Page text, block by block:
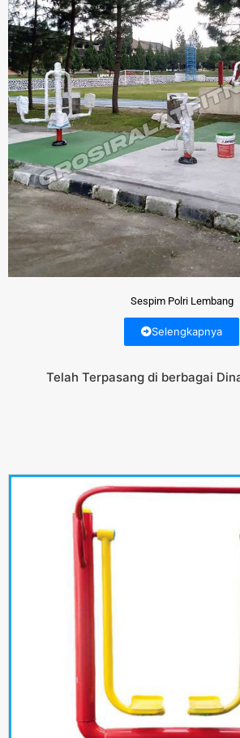
Sespim Polri Lembang
Selengkapnya
Telah Terpasang di berbagai